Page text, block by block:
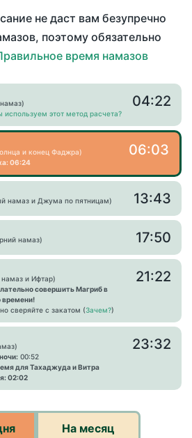
не даст вам безупречно
поэтому обязательно
время намазов
этот метод расчета?
04:22
и конец Фаджра)
06:24
06:03
намаз и Джума по пятницам) 13:43
намаз) 17:50
и Ифтар)
совершить Магриб в
времени!
сверяйте с закатом (Зачем?)
21:22
00:52
для Тахаджуда и Витра
02:02
23:32
На месяц